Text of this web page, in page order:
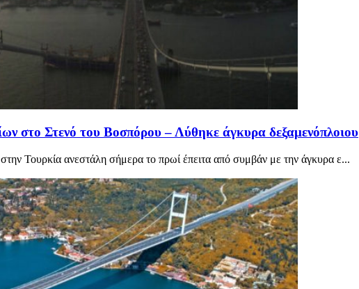
στο Στενό του Βοσπόρου – Λύθηκε άγκυρα δεξαμενόπλοιου
Τουρκία ανεστάλη σήμερα το πρωί έπειτα από συμβάν με την άγκυρα ε...